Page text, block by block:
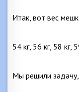
Итак, вот вес
54 кг, 56 кг, 58 кг,
Мы решили